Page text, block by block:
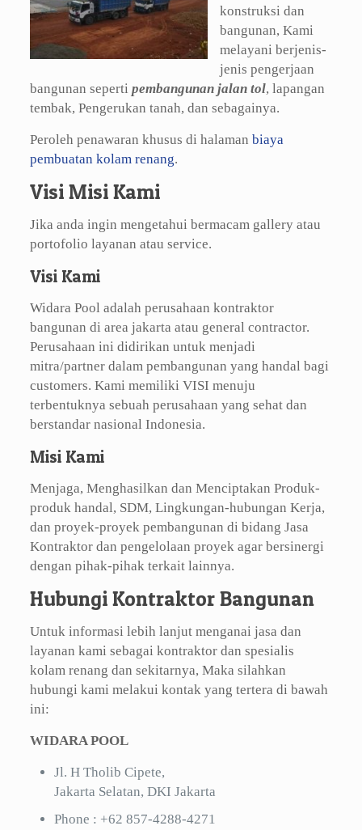
konstruksi dan
bangunan, Kami
melayani berjenis-
jenis pengerjaan
bangunan seperti pembangunan jalan tol, lapangan
tembak, Pengerukan tanah, dan sebagainya.
Peroleh penawaran khusus di halaman biaya
pembuatan kolam renang.
Visi Misi Kami
Jika anda ingin mengetahui bermacam gallery atau
portofolio layanan atau service.
Visi Kami
Widara Pool adalah perusahaan kontraktor
bangunan di area jakarta atau general contractor.
Perusahaan ini didirikan untuk menjadi
mitra/partner dalam pembangunan yang handal bagi
customers. Kami memiliki VISI menuju
terbentuknya sebuah perusahaan yang sehat dan
berstandar nasional Indonesia.
Misi Kami
Menjaga, Menghasilkan dan Menciptakan Produk-
produk handal, SDM, Lingkungan-hubungan Kerja,
dan proyek-proyek pembangunan di bidang Jasa
Kontraktor dan pengelolaan proyek agar bersinergi
dengan pihak-pihak terkait lainnya.
Hubungi Kontraktor Bangunan
Untuk informasi lebih lanjut menganai jasa dan
layanan kami sebagai kontraktor dan spesialis
kolam renang dan sekitarnya, Maka silahkan
hubungi kami melakui kontak yang tertera di bawah
ini:
WIDARA POOL
Jl. H Tholib Cipete,
Jakarta Selatan, DKI Jakarta
Phone : +62 857-4288-4271